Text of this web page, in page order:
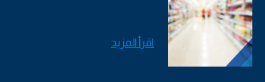
اقرأ المزيد